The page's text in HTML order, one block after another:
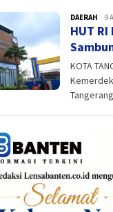
DAERAH 9
HUT
KOTA